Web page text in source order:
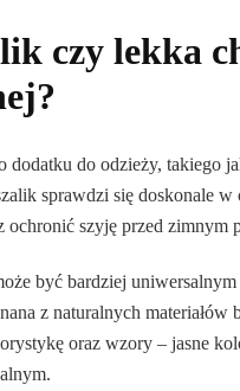
czy lekka
dodatku do odzieży, takiego
sprawdzi się doskonale
ochronić szyję przed zimnym
być bardziej
z naturalnych
oraz wzory – jasne